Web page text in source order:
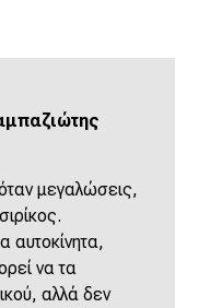
μεγαλώσεις,
αυτοκίνητα,
να τα
αλλά δεν